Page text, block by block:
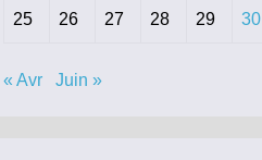
25 26 27 28 29 30
« Avr Juin »